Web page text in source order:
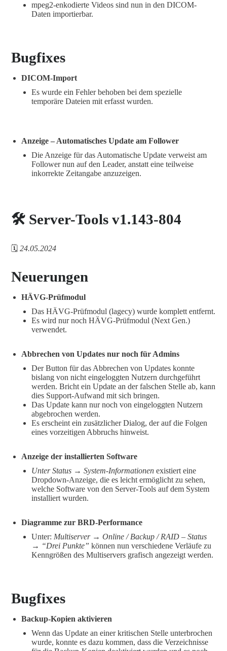
mpeg2-enkodierte Videos sind nun in den DICOM-
Daten importierbar.
Bugfixes
DICOM-Import
Es wurde ein Fehler behoben bei dem spezielle
temporäre Dateien mit erfasst wurden.
Anzeige – Automatisches Update am Follower
Die Anzeige für das Automatische Update verweist am
Follower nun auf den Leader, anstatt eine teilweise
inkorrekte Zeitangabe anzuzeigen.
🛠️ Server-Tools v1.143-804
🗓️ 24.05.2024
Neuerungen
HÄVG-Prüfmodul
Das HÄVG-Prüfmodul (lagecy) wurde komplett entfernt.
Es wird nur noch HÄVG-Prüfmodul (Next Gen.)
verwendet.
Abbrechen von Updates nur noch für Admins
Der Button für das Abbrechen von Updates konnte
bislang von nicht eingeloggten Nutzern durchgeführt
werden. Bricht ein Update an der falschen Stelle ab, kann
dies Support-Aufwand mit sich bringen.
Das Update kann nur noch von eingeloggten Nutzern
abgebrochen werden.
Es erscheint ein zusätzlicher Dialog, der auf die Folgen
eines vorzeitigen Abbruchs hinweist.
Anzeige der installierten Software
Unter Status → System-Informationen existiert eine
Dropdown-Anzeige, die es leicht ermöglicht zu sehen,
welche Software von den Server-Tools auf dem System
installiert wurden.
Diagramme zur BRD-Performance
Unter: Multiserver → Online / Backup / RAID – Status
→ “Drei Punkte” können nun verschiedene Verläufe zu
Kenngrößen des Multiservers grafisch angezeigt werden.
Bugfixes
Backup-Kopien aktivieren
Wenn das Update an einer kritischen Stelle unterbrochen
wurde, konnte es dazu kommen, dass die Verzeichnisse